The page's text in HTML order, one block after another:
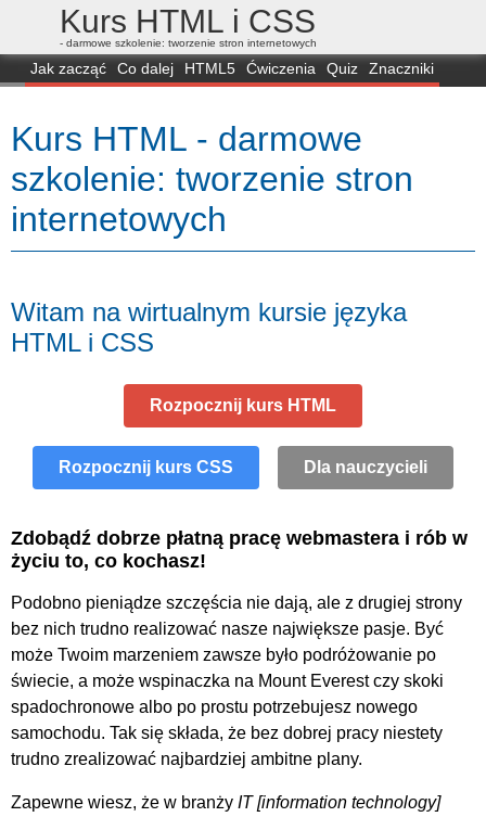
Kurs HTML i CSS
- darmowe szkolenie: tworzenie stron internetowych
Jak zacząć Co dalej HTML5 Ćwiczenia Quiz
Znaczniki
FAQ
Przeglądarki Mapa FORUM
Kurs HTML - darmowe
szkolenie: tworzenie stron
internetowych
Witam na wirtualnym kursie języka
HTML i CSS
Rozpocznij kurs HTML
Rozpocznij kurs CSS Dla nauczycieli
Zdobądź dobrze płatną pracę webmastera i rób w
życiu to, co kochasz!
Podobno pieniądze szczęścia nie dają, ale z drugiej strony
bez nich trudno realizować nasze największe pasje. Być
może Twoim marzeniem zawsze było podróżowanie po
świecie, a może wspinaczka na Mount Everest czy skoki
spadochronowe albo po prostu potrzebujesz nowego
samochodu. Tak się składa, że bez dobrej pracy niestety
trudno zrealizować najbardziej ambitne plany.
Zapewne wiesz, że w branży IT